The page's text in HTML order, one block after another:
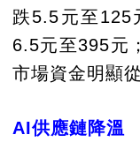
跌5.5元至125
6.5元至395元
市場資金明顯
AI供應鏈降溫